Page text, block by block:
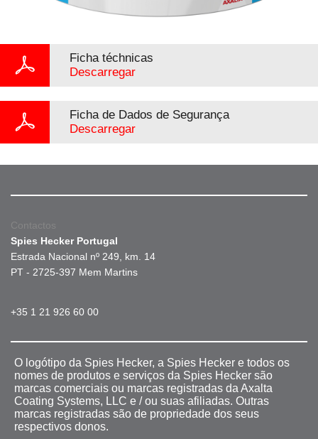
Ficha téchnicas
Descarregar
Ficha de Dados de Segurança
Descarregar
Contactos
Spies Hecker Portugal
Estrada Nacional nº 249, km. 14
PT - 2725-397 Mem Martins
+35 1 21 926 60 00
O logótipo da Spies Hecker, a Spies Hecker e todos os
nomes de produtos e serviços da Spies Hecker são
marcas comerciais ou marcas registradas da Axalta
Coating Systems, LLC e / ou suas afiliadas. Outras
marcas registradas são de propriedade dos seus
respectivos donos.